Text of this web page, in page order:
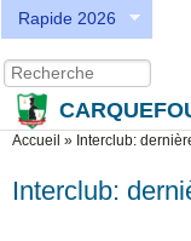
Rapide 2026
Formulaire de
Recherche
Vous êtes ici
Accueil » Interclub:
Interclub: